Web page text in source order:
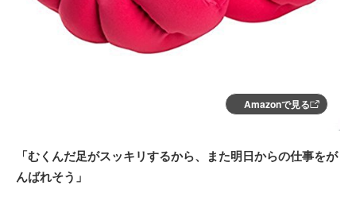
Amazonで見る
「むくんだ足がスッキリするから、また明日からの仕事をが
んばれそう」